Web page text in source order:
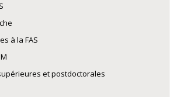
à la FAS
et postdoctorales